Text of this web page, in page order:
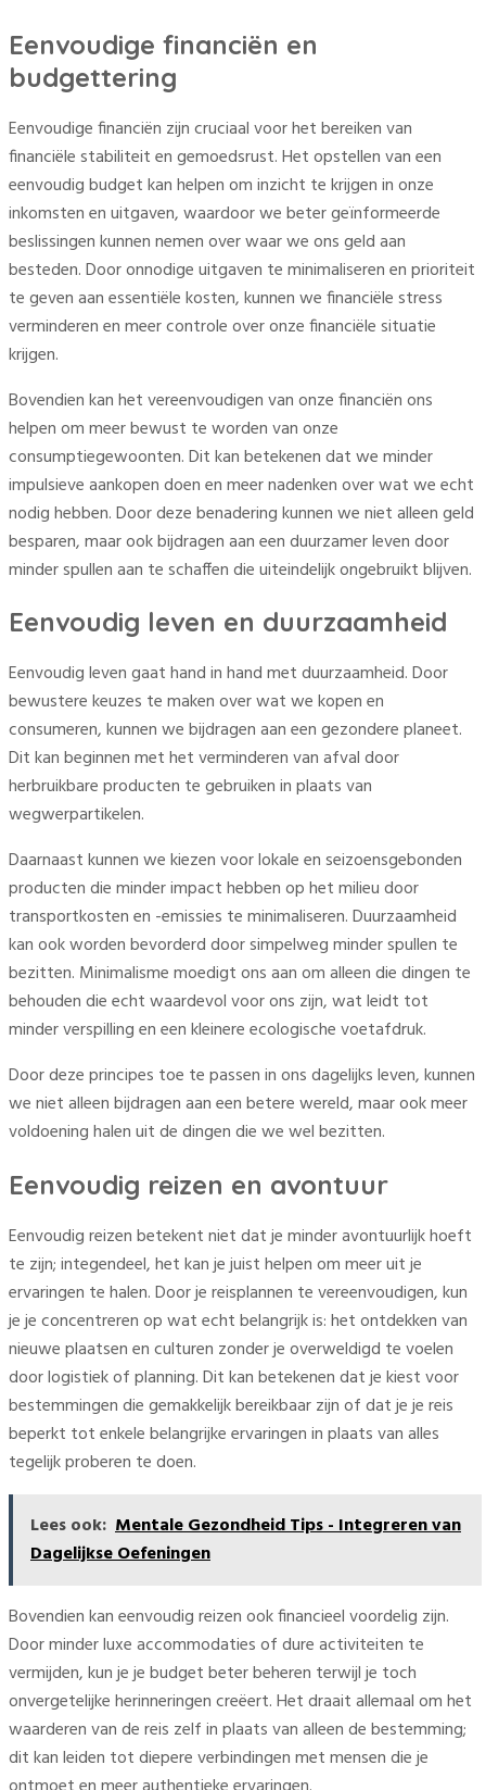
Eenvoudige financiën en
budgettering
Eenvoudige financiën zijn cruciaal voor het bereiken van
financiële stabiliteit en gemoedsrust. Het opstellen van een
eenvoudig budget kan helpen om inzicht te krijgen in onze
inkomsten en uitgaven, waardoor we beter geïnformeerde
beslissingen kunnen nemen over waar we ons geld aan
besteden. Door onnodige uitgaven te minimaliseren en prioriteit
te geven aan essentiële kosten, kunnen we financiële stress
verminderen en meer controle over onze financiële situatie
krijgen.
Bovendien kan het vereenvoudigen van onze financiën ons
helpen om meer bewust te worden van onze
consumptiegewoonten. Dit kan betekenen dat we minder
impulsieve aankopen doen en meer nadenken over wat we echt
nodig hebben. Door deze benadering kunnen we niet alleen geld
besparen, maar ook bijdragen aan een duurzamer leven door
minder spullen aan te schaffen die uiteindelijk ongebruikt blijven.
Eenvoudig leven en duurzaamheid
Eenvoudig leven gaat hand in hand met duurzaamheid. Door
bewustere keuzes te maken over wat we kopen en
consumeren, kunnen we bijdragen aan een gezondere planeet.
Dit kan beginnen met het verminderen van afval door
herbruikbare producten te gebruiken in plaats van
wegwerpartikelen.
Daarnaast kunnen we kiezen voor lokale en seizoensgebonden
producten die minder impact hebben op het milieu door
transportkosten en -emissies te minimaliseren. Duurzaamheid
kan ook worden bevorderd door simpelweg minder spullen te
bezitten. Minimalisme moedigt ons aan om alleen die dingen te
behouden die echt waardevol voor ons zijn, wat leidt tot
minder verspilling en een kleinere ecologische voetafdruk.
Door deze principes toe te passen in ons dagelijks leven, kunnen
we niet alleen bijdragen aan een betere wereld, maar ook meer
voldoening halen uit de dingen die we wel bezitten.
Eenvoudig reizen en avontuur
Eenvoudig reizen betekent niet dat je minder avontuurlijk hoeft
te zijn; integendeel, het kan je juist helpen om meer uit je
ervaringen te halen. Door je reisplannen te vereenvoudigen, kun
je je concentreren op wat echt belangrijk is: het ontdekken van
nieuwe plaatsen en culturen zonder je overweldigd te voelen
door logistiek of planning. Dit kan betekenen dat je kiest voor
bestemmingen die gemakkelijk bereikbaar zijn of dat je je reis
beperkt tot enkele belangrijke ervaringen in plaats van alles
tegelijk proberen te doen.
Lees ook: Mentale Gezondheid Tips - Integreren van
Dagelijkse Oefeningen
Bovendien kan eenvoudig reizen ook financieel voordelig zijn.
Door minder luxe accommodaties of dure activiteiten te
vermijden, kun je je budget beter beheren terwijl je toch
onvergetelijke herinneringen creëert. Het draait allemaal om het
waarderen van de reis zelf in plaats van alleen de bestemming;
dit kan leiden tot diepere verbindingen met mensen die je